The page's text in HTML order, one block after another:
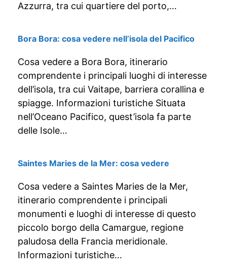
Azzurra, tra cui quartiere del porto,…
Bora Bora: cosa vedere nell’isola del Pacifico
Cosa vedere a Bora Bora, itinerario
comprendente i principali luoghi di interesse
dell’isola, tra cui Vaitape, barriera corallina e
spiagge. Informazioni turistiche Situata
nell’Oceano Pacifico, quest’isola fa parte
delle Isole…
Saintes Maries de la Mer: cosa vedere
Cosa vedere a Saintes Maries de la Mer,
itinerario comprendente i principali
monumenti e luoghi di interesse di questo
piccolo borgo della Camargue, regione
paludosa della Francia meridionale.
Informazioni turistiche…